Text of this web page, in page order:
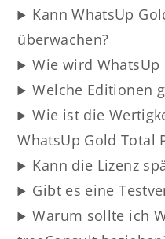
Kann WhatsUp
überwachen?
Wie wird WhatsUp
Welche Editionen
Wie ist die
WhatsUp Gold Total
Kann die Lizenz
Gibt es eine
Warum sollte ich